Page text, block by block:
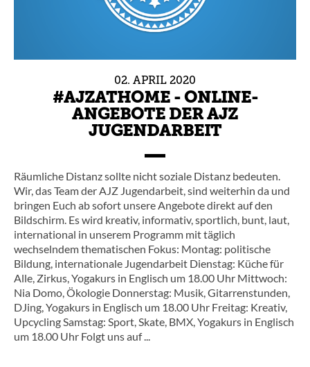
02. APRIL 2020
#AJZATHOME - ONLINE-
ANGEBOTE DER AJZ
JUGENDARBEIT
Räumliche Distanz sollte nicht soziale Distanz bedeuten.
Wir, das Team der AJZ Jugendarbeit, sind weiterhin da und
bringen Euch ab sofort unsere Angebote direkt auf den
Bildschirm. Es wird kreativ, informativ, sportlich, bunt, laut,
international in unserem Programm mit täglich
wechselndem thematischen Fokus: Montag: politische
Bildung, internationale Jugendarbeit Dienstag: Küche für
Alle, Zirkus, Yogakurs in Englisch um 18.00 Uhr Mittwoch:
Nia Domo, Ökologie Donnerstag: Musik, Gitarrenstunden,
DJing, Yogakurs in Englisch um 18.00 Uhr Freitag: Kreativ,
Upcycling Samstag: Sport, Skate, BMX, Yogakurs in Englisch
um 18.00 Uhr Folgt uns auf ...